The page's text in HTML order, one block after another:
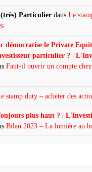
Particulier dans Le
démocratise le Private
particulier ? |
Faut-il ouvrir un compte
stamp duty – acheter des
plus haut ? |
Bilan 2023 – La lumière au